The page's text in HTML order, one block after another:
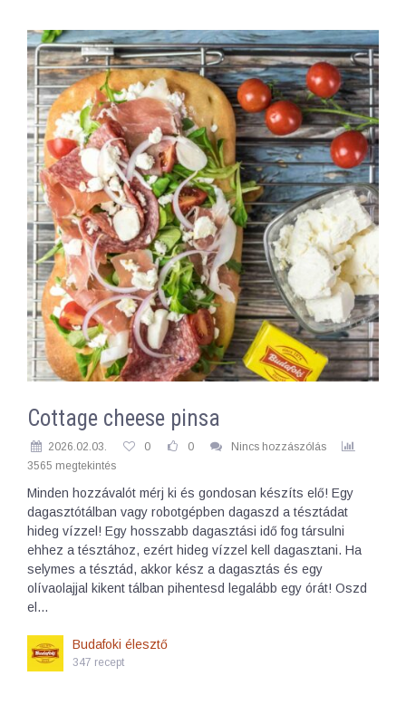
Cottage cheese pinsa
2026.02.03. 0 0
Nincs hozzászólás
3565 megtekintés
Minden hozzávalót mérj ki és gondosan készíts elő! Egy
dagasztótálban vagy robotgépben dagaszd a tésztádat
hideg vízzel! Egy hosszabb dagasztási idő fog társulni
ehhez a tésztához, ezért hideg vízzel kell dagasztani. Ha
selymes a tésztád, akkor kész a dagasztás és egy
olívaolajjal kikent tálban pihentesd legalább egy órát! Oszd
el…
Budafoki élesztő
347 recept